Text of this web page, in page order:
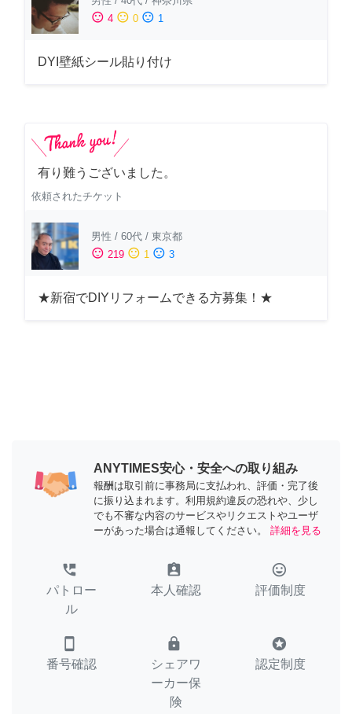
sentiment_satisfied 4 sentiment_neutral 0 sentiment_dissatisfied 1
DYI壁紙シール貼り付け
有り難うございました。
依頼されたチケット
男性 / 60代 / 東京都
sentiment_satisfied 219 sentiment_neutral 1 sentiment_dissatisfied 3
★新宿でDIYリフォームできる方募集！★
ANYTIMES安心・安全への取り組み
報酬は取引前に事務局に支払われ、評価・完了後
に振り込まれます。利用規約違反の恐れや、少し
でも不審な内容のサービスやリクエストやユーザ
ーがあった場合は通報してください。
詳細を見る
perm_phone_msg
パトロー
ル
assignment_ind
本人確認
tag_faces
評価制度
smartphone
番号確認
lock
シェアワ
ーカー保
険
stars
認定制度